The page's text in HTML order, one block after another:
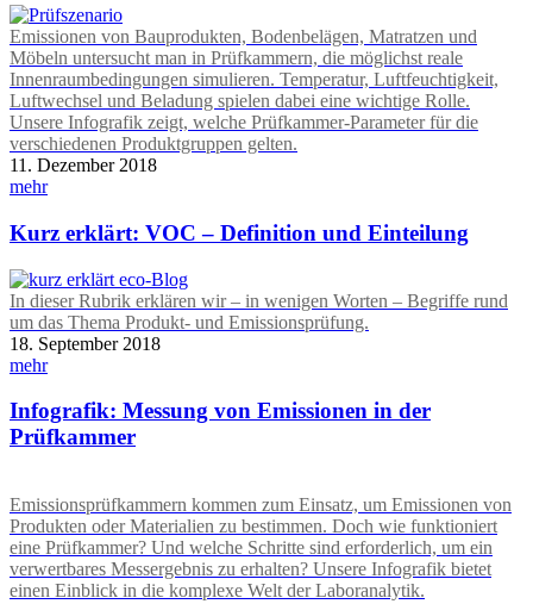
Emissionen von Bauprodukten, Bodenbelägen, Matratzen und
Möbeln untersucht man in Prüfkammern, die möglichst reale
Innenraumbedingungen simulieren. Temperatur, Luftfeuchtigkeit,
Luftwechsel und Beladung spielen dabei eine wichtige Rolle.
Unsere Infografik zeigt, welche Prüfkammer-Parameter für die
verschiedenen Produktgruppen gelten.
11. Dezember 2018
mehr
Kurz erklärt: VOC – Definition und Einteilung
In dieser Rubrik erklären wir – in wenigen Worten – Begriffe rund
um das Thema Produkt- und Emissionsprüfung.
18. September 2018
mehr
Infografik: Messung von Emissionen in der
Prüfkammer
Emissionsprüfkammern kommen zum Einsatz, um Emissionen von
Produkten oder Materialien zu bestimmen. Doch wie funktioniert
eine Prüfkammer? Und welche Schritte sind erforderlich, um ein
verwertbares Messergebnis zu erhalten? Unsere Infografik bietet
einen Einblick in die komplexe Welt der Laboranalytik.